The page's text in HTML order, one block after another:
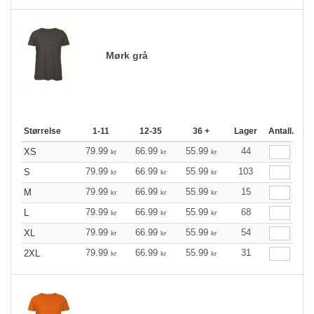
Mørk grå
Størrelse 1-11 12-35 36 + Lager Antall.
XS 79.99 kr 66.99 kr 55.99 kr
44
S
79.99 kr 66.99 kr 55.99 kr
103
M
79.99 kr 66.99 kr 55.99 kr
15
L
79.99 kr 66.99 kr 55.99 kr
68
XL
79.99 kr 66.99 kr 55.99 kr
54
2XL
79.99 kr 66.99 kr 55.99 kr 31